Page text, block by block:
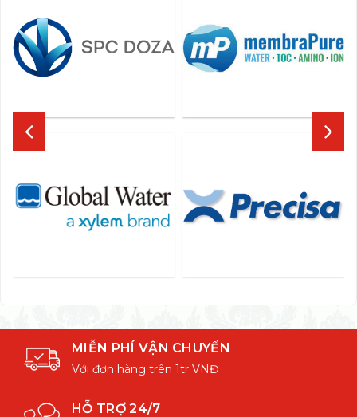
MIỄN PHÍ VẬN CHUYỂN
Với đơn hàng trên 1tr VNĐ
HỖ TRỢ 24/7